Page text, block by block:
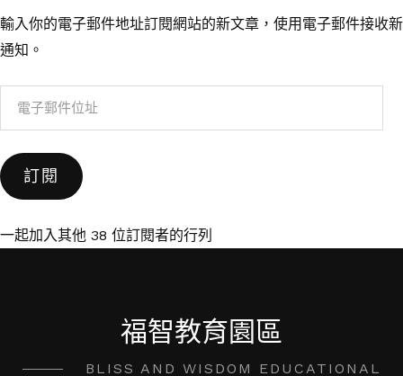
輸入你的電子郵件地址訂閱網站的新文章，使用電子郵件接收新
通知。
件
位
訂閱
一起加入其他 38 位訂閱者的行列
福智教育園區
BLISS AND WISDOM EDUCATIONAL